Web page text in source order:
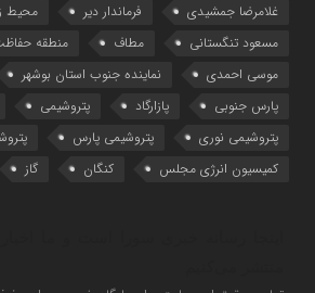
غلامرضا جمشیدی
فرماندار دیر
محیط
مسعود تنگستانی
مطاف
منطقه
موسی احمدی
نماینده جنوب استان بوشهر
پارس جنوبی
پازارگاد پتروشیمی
پتروشیمی نوری
پتروشیمی پارس
کمیسیون انرژی مجلس
کنگان گاز